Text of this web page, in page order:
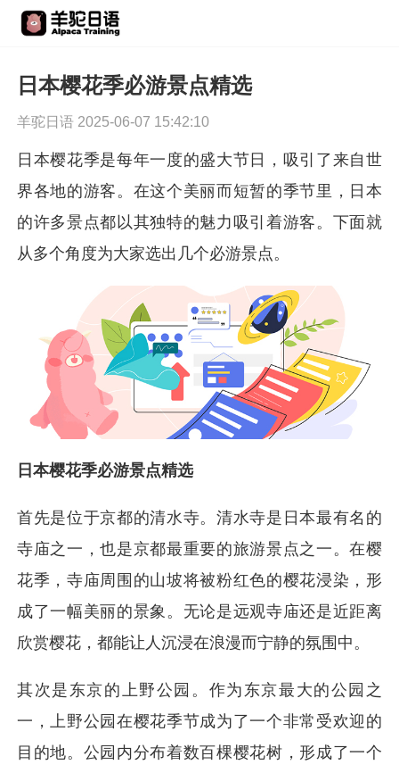
日本樱花季必游景点精选
羊驼日语 2025-06-07 15:42:10
日本樱花季是每年一度的盛大节日，吸引了来自世
界各地的游客。在这个美丽而短暂的季节里，日本
的许多景点都以其独特的魅力吸引着游客。下面就
从多个角度为大家选出几个必游景点。
日本樱花季必游景点精选
首先是位于京都的清水寺。清水寺是日本最有名的
寺庙之一，也是京都最重要的旅游景点之一。在樱
花季，寺庙周围的山坡将被粉红色的樱花浸染，形
成了一幅美丽的景象。无论是远观寺庙还是近距离
欣赏樱花，都能让人沉浸在浪漫而宁静的氛围中。
其次是东京的上野公园。作为东京最大的公园之
一，上野公园在樱花季节成为了一个非常受欢迎的
目的地。公园内分布着数百棵樱花树，形成了一个